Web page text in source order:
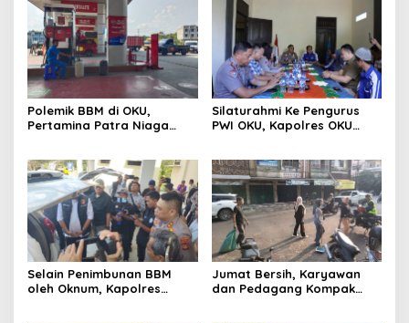
Polemik BBM di OKU,
Pertamina Patra Niaga
BBM Subsidi dan Perkuat
Pengawasan di Kabupaten
Ogan Komering Ulu
Silaturahmi Ke Pengurus
PWI OKU, Kapolres OKU
Selain Penimbunan BBM
oleh Oknum, Kapolres
Jumat Bersih, Karyawan
dan Pedagang Kompak